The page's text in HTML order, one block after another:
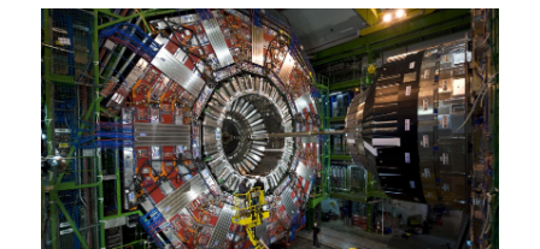
ä
r
e
n
n
d
ä
r
n
a
v
i
g
a
t
i
o
n